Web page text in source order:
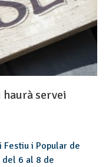
haurà servei
Festiu i Popular de
del 6 al 8 de